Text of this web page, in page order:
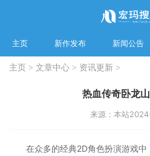
主页 新作发布 新闻公告
主页 > 文章中心 > 资讯更新 >
热血传奇卧龙
来源：本站
在众多的经典2D角色扮演游戏